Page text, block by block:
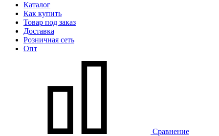
Каталог
Как купить
Товар под заказ
Доставка
Розничная сеть
Опт
Сравнение